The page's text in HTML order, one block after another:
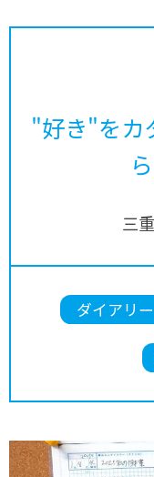
"好き"をカ
三
ダイアリー